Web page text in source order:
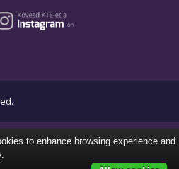
to enhance browsing experience and